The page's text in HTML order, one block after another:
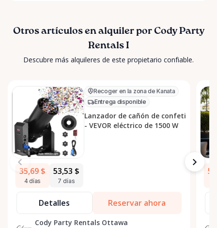
Otros artículos en alquiler por Cody Party
Rentals I
Descubre más alquileres de este propietario confiable.
Recoger en la zona de Kanata
Entrega disponible
Lanzador de cañón de confeti
- VEVOR eléctrico de 1500 W
35,69 $
4 días
53,53 $
7 días
Detalles Reservar ahora
Cody Party Rentals Ottawa